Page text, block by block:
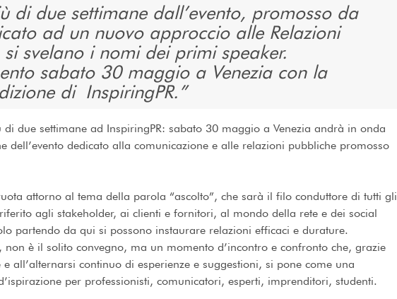
di due settimane dall’evento, promosso da
ad un nuovo approccio alle Relazioni
svelano i nomi dei primi speaker.
sabato 30 maggio a Venezia con la
di InspiringPR.
due settimane ad InspiringPR: sabato 30 maggio a Venezia andrà in onda
dell’evento dedicato alla comunicazione e alle relazioni pubbliche promosso
attorno al tema della parola “ascolto”, che sarà il filo conduttore di tutti gli
agli stakeholder, ai clienti e fornitori, al mondo della rete e dei social
partendo da qui si possono instaurare relazioni efficaci e durature.
non è il solito convegno, ma un momento d’incontro e confronto che, grazie
all’alternarsi continuo di esperienze e suggestioni, si pone come una
per professionisti, comunicatori, esperti, imprenditori, studenti.